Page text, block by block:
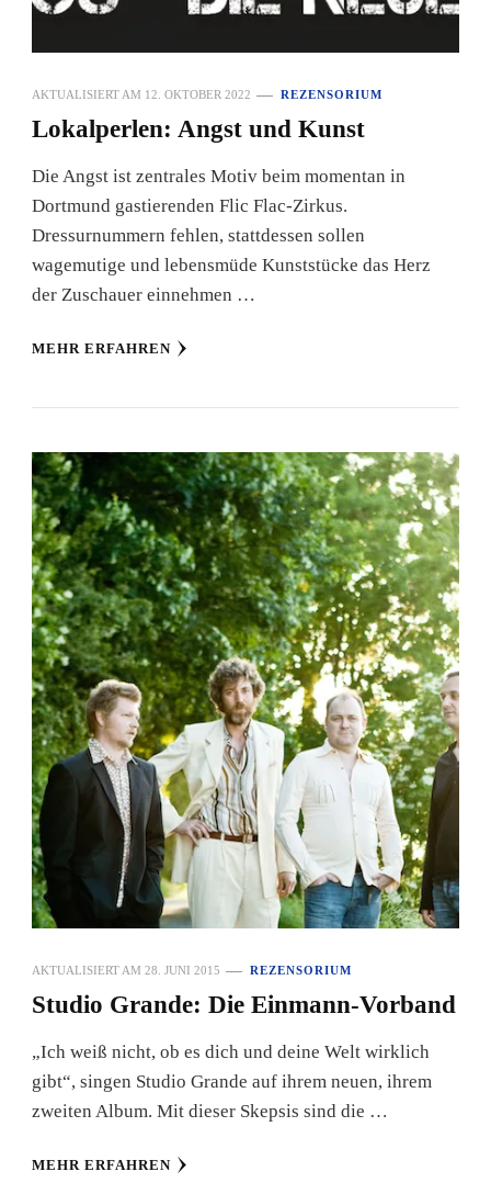
AKTUALISIERT AM 12. OKTOBER 2022 REZENSORIUM
Lokalperlen: Angst und Kunst
Die Angst ist zentrales Motiv beim momentan in
Dortmund gastierenden Flic Flac-Zirkus.
Dressurnummern fehlen, stattdessen sollen
wagemutige und lebensmüde Kunststücke das Herz
der Zuschauer einnehmen …
MEHR ERFAHREN
AKTUALISIERT AM 28. JUNI 2015 REZENSORIUM
Studio Grande: Die Einmann-Vorband
„Ich weiß nicht, ob es dich und deine Welt wirklich
gibt“, singen Studio Grande auf ihrem neuen, ihrem
zweiten Album. Mit dieser Skepsis sind die …
MEHR ERFAHREN